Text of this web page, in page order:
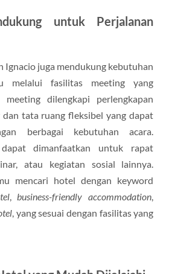
untuk Perjalanan
Ignacio juga mendukung kebutuhan
melalui fasilitas meeting yang
meeting dilengkapi perlengkapan
dan tata ruang fleksibel yang dapat
berbagai kebutuhan acara.
dimanfaatkan untuk rapat
atau kegiatan sosial lainnya.
mencari hotel dengan keyword
,business-friendly accommodation,
, yang sesuai dengan fasilitas yang